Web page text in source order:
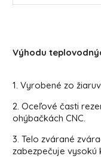
Výhodu
1. Vyrobené zo
2. Oceľové časti
ohýbačkách CNC.
3. Telo zvárané
zabezpečuje vysokú